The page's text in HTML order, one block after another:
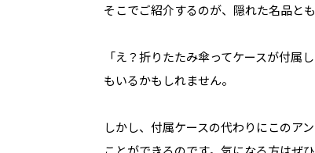
そこでご紹介するのが、隠れた名品と
「え？折りたたみ傘ってケースが付
もいるかもしれません。
しかし、付属ケースの代わりにこのア